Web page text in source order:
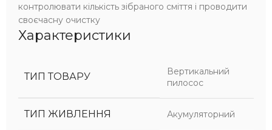
контролювати кількість зібраного сміття і проводити
своєчасну очистку
Характеристики
ТИП ТОВАРУ
Вертикальний
пилосос
ТИП ЖИВЛЕННЯ Акумуляторний